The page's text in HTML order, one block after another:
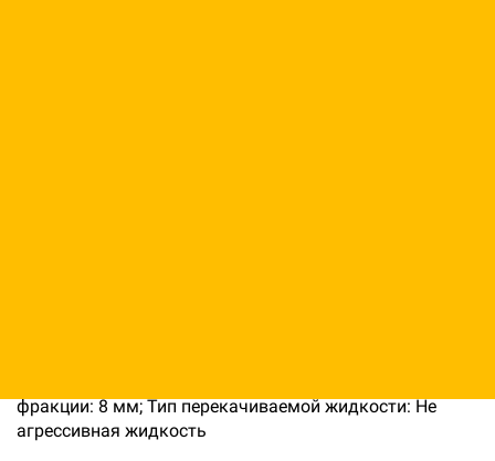
фракции: 8 мм; Тип перекачиваемой жидкости: Не
агрессивная жидкость